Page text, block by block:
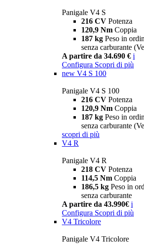
Panigale V4 S
216 CV Potenza
120,9 Nm Coppia
187 kg Peso in
senza carburante
A partire da 34.690 € i
Configura Scopri di più
new V4 S 100
Panigale V4 S 100
216 CV Potenza
120,9 Nm Coppia
187 kg Peso in
senza carburante
scopri di più
V4 R
Panigale V4 R
218 CV Potenza
114,5 Nm Coppia
186,5 kg Peso in
senza carburante
A partire da 43.990€ i
Configura Scopri di più
V4 Tricolore
Panigale V4 Tricolore